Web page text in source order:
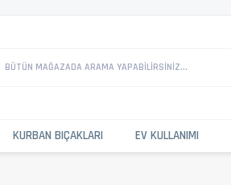
BÜTÜN MAĞAZADA ARAMA YAPABILIRSINIZ...
KURBAN BIÇAKLARI EV KULLANIMI